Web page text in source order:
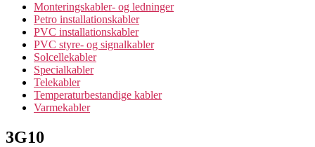
Monteringskabler- og ledninger
Petro installationskabler
PVC installationskabler
PVC styre- og signalkabler
Solcellekabler
Specialkabler
Telekabler
Temperaturbestandige kabler
Varmekabler
3G10